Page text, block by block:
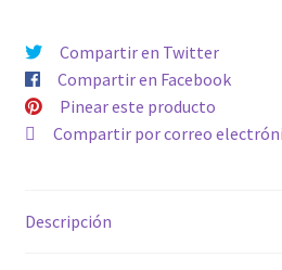
Compartir en Twitter
Compartir en Facebook
Pinear este producto
Compartir por correo
Descripción